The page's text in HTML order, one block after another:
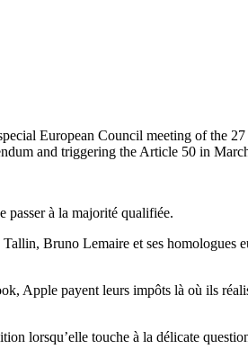
European Council meeting of the
and triggering the Article 50 in
passer à la majorité qualifiée.
Bruno Lemaire et ses homologues
Apple payent leurs impôts là où ils
lorsqu’elle touche à la délicate